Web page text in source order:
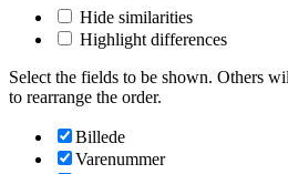
Hide similarities
Highlight differences
Select the fields to be shown. Others
to rearrange the order.
Billede
Varenummer